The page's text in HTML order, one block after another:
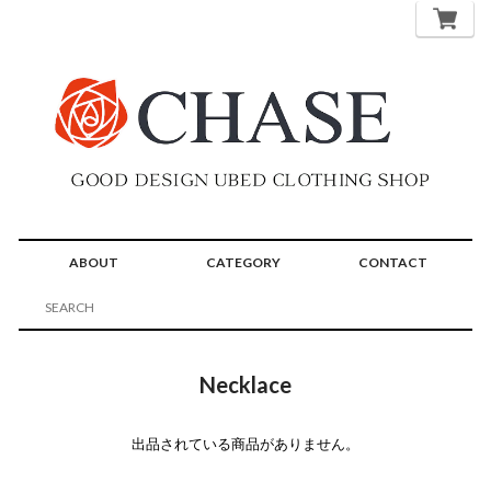
ABOUT CATEGORY CONTACT
Necklace
出品されている商品がありません。